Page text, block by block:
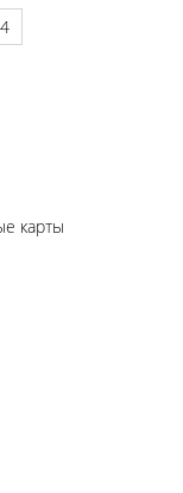
карты